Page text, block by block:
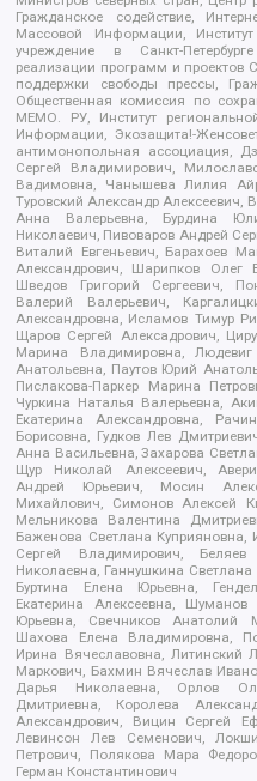
Гражданское содействие,
Массовой Информации,
учреждение в Санкт-
реализации программ и проектов
поддержки свободы прессы,
Общественная комиссия по
МЕМО. РУ, Институт
Информации, Экозащита!-
антимонопольная ассоциация,
Сергей Владимирович,
Вадимовна, Чанышева Лилия
Туровский Александр Алексеевич,
Анна Валерьевна, Бурдина
Николаевич, Пивоваров Андрей
Виталий Евгеньевич, Барахоев
Александрович, Шарипков Олег
Шведов Григорий Сергеевич,
Валерий Валерьевич,
Александровна, Исламов Тимур
Щаров Сергей Алексадрович,
Марина Владимировна,
Анатольевна, Паутов Юрий
Пислакова-Паркер Марина
Чуркина Наталья Валерьевна,
Екатерина Александровна,
Борисовна, Гудков Лев
Анна Васильевна, Захарова
Щур Николай Алексеевич,
Андрей Юрьевич, Мосин
Михайлович, Симонов Алексей
Мельникова Валентина
Баженова Светлана
Сергей Владимирович,
Николаевна, Ганнушкина
Буртина Елена Юрьевна,
Екатерина Алексеевна,
Юрьевна, Свечников Анатолий
Шахова Елена Владимировна,
Ирина Вячеславовна, Литинский
Маркович, Бахмин Вячеслав
Дарья Николаевна, Орлов
Дмитриевна, Королева
Александрович, Вицин Сергей
Левинсон Лев Семенович,
Петрович, Полякова Мара
Герман Константинович